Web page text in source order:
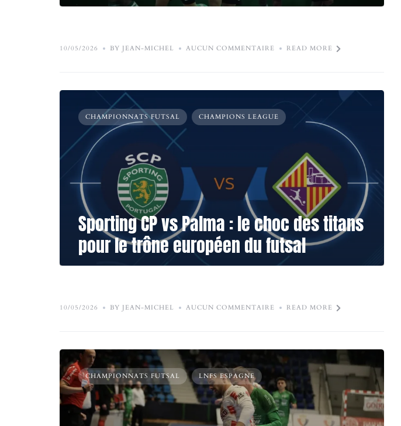
10/05/2026 BY JEAN-MICHEL AUCUN COMMENTAIRE READ MORE
CHAMPIONNATS FUTSAL CHAMPIONS LEAGUE
Sporting CP vs Palma : le choc des titans
pour le trône européen du futsal
10/05/2026 BY JEAN-MICHEL AUCUN COMMENTAIRE READ MORE
CHAMPIONNATS FUTSAL LNFS ESPAGNE